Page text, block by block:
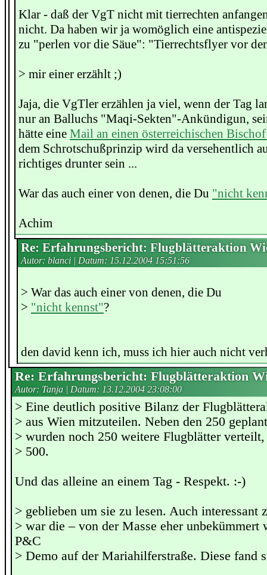
Klar - daß der VgT nicht mit tierrechten
nicht. Da haben wir ja womöglich eine
zu "perlen vor die Säue": "Tierrechtsflyer vor
> mir einer erzählt ;)
Jaja, die VgTler erzählen ja viel, wenn der Tag
nur an Balluchs "Maqi-Sekten"-Ankündigun,
hätte eine Mail an einen österreichischen
dem Schrotschußprinzip wird da versehentlich
richtiges drunter sein ...
War das auch einer von denen, die Du "nicht
Achim
Re: Erfahrungsbericht: Flugblätteraktion
Autor: blanci | Datum: 15.12.2004 15:51:56
> War das auch einer von denen, die Du
> "nicht kennst"?
den david kenn ich, muss ich hier auch nicht
Re: Erfahrungsbericht: Flugblätteraktion
Autor: Tanja | Datum: 13.12.2004 23:08:00
> Eine deutlich positive Bilanz der
> aus Wien mitzuteilen. Neben den 250
> wurden noch 250 weitere Flugblätter
> 500.
Und das alleine an einem Tag - Respekt. :-)
> geblieben um sie zu lesen. Auch interessant
> war die – von der Masse eher unbekümmert
P&C
> Demo auf der Mariahilferstraße. Diese fand